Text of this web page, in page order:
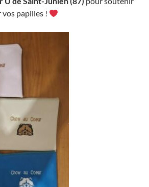
vos papilles !